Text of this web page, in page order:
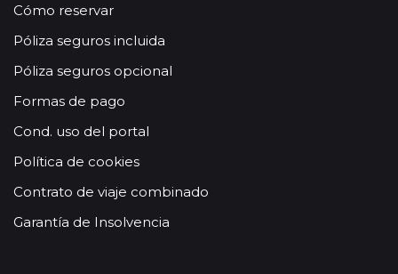
Cómo reservar
Póliza seguros incluida
Póliza seguros opcional
Formas de pago
Cond. uso del portal
Política de cookies
Contrato de viaje combinado
Garantía de Insolvencia